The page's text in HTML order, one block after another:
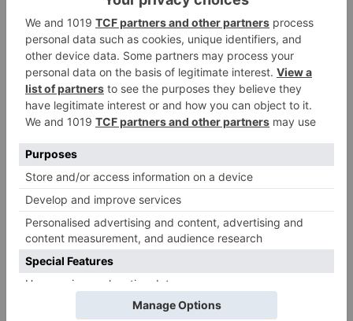
Civil, se han incorporado más medios del
operativo de Medio Ambiente de León y la
Guardia Civil ha movilizado hasta cinco equipos
GREIM procedentes de Cangas, Potes, Sabero,
Trives y Mieres.
Durante la mañana de hoy está prevista una
búsqueda técnica intensiva coordinada desde el
Centro Coordinador de Emergencias de
Protección Civil, aprovechando una previsión de
mejora meteorológica desde primeras horas del
día. El helicóptero de rescate de Protección
Civil, junto con los rescatadores del GRS, iniciará
desde primera hora rastreos aéreos y terrestres